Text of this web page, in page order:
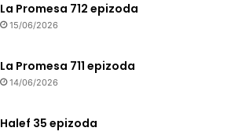
La Promesa 712 epizoda
15/06/2026
La Promesa 711 epizoda
14/06/2026
Halef 35 epizoda